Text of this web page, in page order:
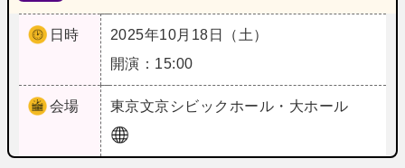
日時
2025年10月18日（土）
開演：15:00
会場 東京文京シビックホール・大ホール